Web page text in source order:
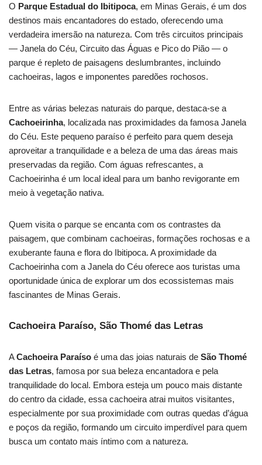
O Parque Estadual do Ibitipoca, em Minas Gerais, é um dos
destinos mais encantadores do estado, oferecendo uma
verdadeira imersão na natureza. Com três circuitos principais
— Janela do Céu, Circuito das Águas e Pico do Pião — o
parque é repleto de paisagens deslumbrantes, incluindo
cachoeiras, lagos e imponentes paredões rochosos.
Entre as várias belezas naturais do parque, destaca-se a
Cachoeirinha, localizada nas proximidades da famosa Janela
do Céu. Este pequeno paraíso é perfeito para quem deseja
aproveitar a tranquilidade e a beleza de uma das áreas mais
preservadas da região. Com águas refrescantes, a
Cachoeirinha é um local ideal para um banho revigorante em
meio à vegetação nativa.
Quem visita o parque se encanta com os contrastes da
paisagem, que combinam cachoeiras, formações rochosas e a
exuberante fauna e flora do Ibitipoca. A proximidade da
Cachoeirinha com a Janela do Céu oferece aos turistas uma
oportunidade única de explorar um dos ecossistemas mais
fascinantes de Minas Gerais.
Cachoeira Paraíso, São Thomé das Letras
ACachoeira Paraíso é uma das joias naturais de São Thomé
das Letras, famosa por sua beleza encantadora e pela
tranquilidade do local. Embora esteja um pouco mais distante
do centro da cidade, essa cachoeira atrai muitos visitantes,
especialmente por sua proximidade com outras quedas d’água
e poços da região, formando um circuito imperdível para quem
busca um contato mais íntimo com a natureza.